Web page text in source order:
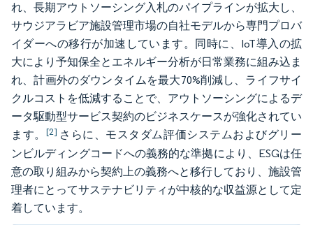
れ、長期アウトソーシング入札のパイプラインが拡大し、
サウジアラビア施設管理市場の自社モデルから専門プロバ
イダーへの移行が加速しています。同時に、IoT導入の拡
大により予知保全とエネルギー分析が日常業務に組み込ま
れ、計画外のダウンタイムを最大70%削減し、ライフサイ
クルコストを低減することで、アウトソーシングによるデ
ータ駆動型サービス契約のビジネスケースが強化されてい
ます。 [2] さらに、モスタダム評価システムおよびグリー
ンビルディングコードへの義務的な準拠により、ESGは任
意の取り組みから契約上の義務へと移行しており、施設管
理者にとってサステナビリティが中核的な収益源として定
着しています。